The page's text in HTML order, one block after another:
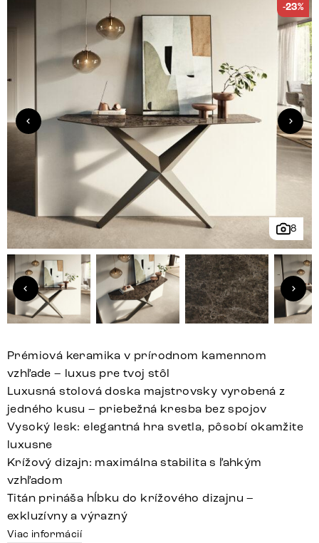
8
-23%
Prémiová keramika v prírodnom kamennom
vzhľade – luxus pre tvoj stôl
Luxusná stolová doska majstrovsky vyrobená z
jedného kusu – priebežná kresba bez spojov
Vysoký lesk: elegantná hra svetla, pôsobí okamžite
luxusne
Krížový dizajn: maximálna stabilita s ľahkým
vzhľadom
Titán prináša hĺbku do krížového dizajnu –
exkluzívny a výrazný
Viac informácií